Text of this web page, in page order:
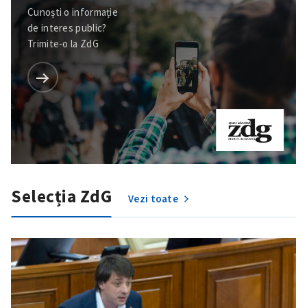
Cunoști o informație
de interes public?
Trimite-o la ZdG
Selecția ZdG Vezi toate